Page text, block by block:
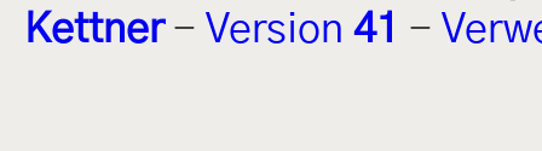
Kettner- Version 41 -